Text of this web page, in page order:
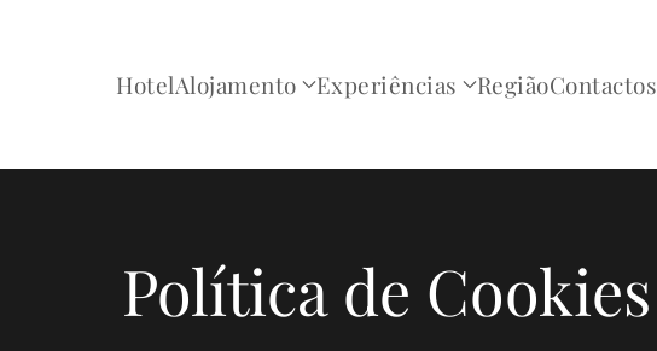
HotelAlojamento Experiências RegiãoContactos
Política de Cookies